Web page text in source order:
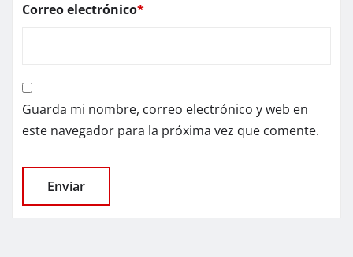
Correo electrónico*
Guarda mi nombre, correo electrónico y web en
este navegador para la próxima vez que comente.